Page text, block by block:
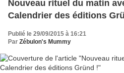
Nouveau rituel du matin
Calendrier des éditions
Publié le 29/09/2015 à 16:21
Par Zébulon's Mummy